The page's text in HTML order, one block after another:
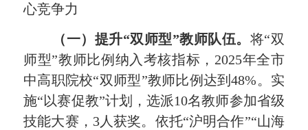
心竞争力
（一）提升“双师型”教师队伍。 将“双
师型”教师比例纳入考核指标， 2025年全市
中高职院校“双师型”教师比例达到48%。实
施“以赛促教”计划，选派10名教师参加省级
技能大赛， 3人获奖。依托“沪明合作”“山海